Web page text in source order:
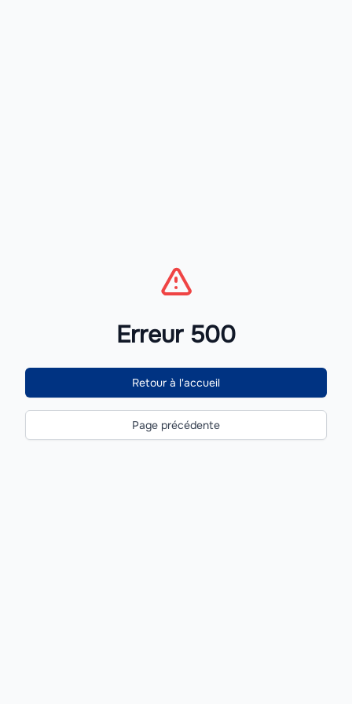
Erreur 500
Retour à l'accueil
Page précédente